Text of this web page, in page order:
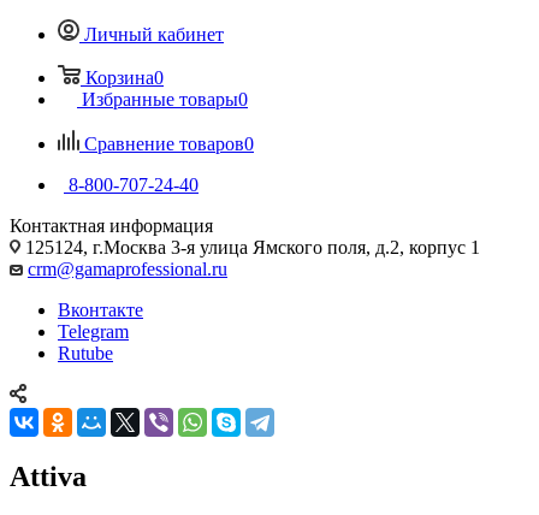
Личный кабинет
Корзина0
Избранные товары0
Сравнение товаров0
8-800-707-24-40
Контактная информация
125124, г.Москва 3-я улица Ямского поля, д.2, корпус 1
crm@gamaprofessional.ru
Вконтакте
Telegram
Rutube
Attiva